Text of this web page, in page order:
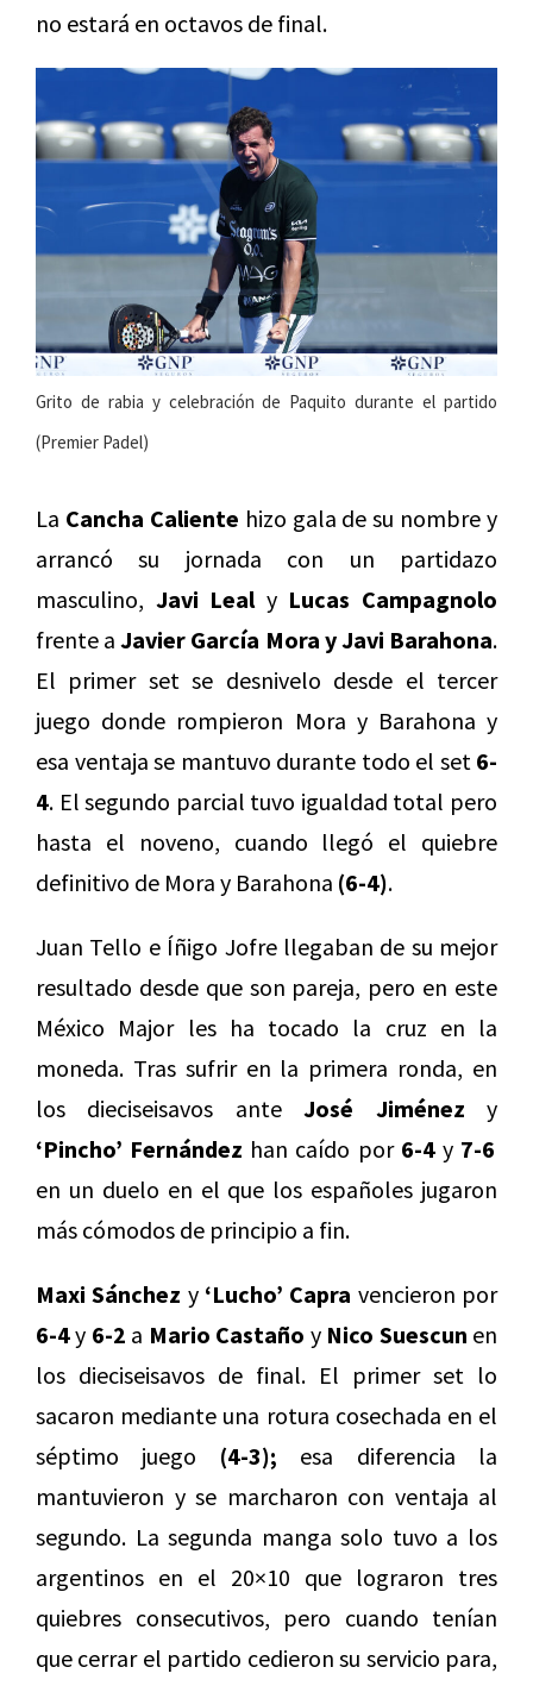
no estará en octavos de final.
Grito de rabia y celebración de Paquito durante el partido
(Premier Padel)
La Cancha Caliente hizo gala de su nombre y
arrancó su jornada con un partidazo
masculino, Javi Leal y Lucas Campagnolo
frente aJavier García Mora y Javi Barahona.
El primer set se desnivelo desde el tercer
juego donde rompieron Mora y Barahona y
esa ventaja se mantuvo durante todo el set 6-
4. El segundo parcial tuvo igualdad total pero
hasta el noveno, cuando llegó el quiebre
definitivo de Mora y Barahona (6-4).
Juan Tello e Íñigo Jofre llegaban de su mejor
resultado desde que son pareja, pero en este
México Major les ha tocado la cruz en la
moneda. Tras sufrir en la primera ronda, en
los dieciseisavos anteJosé Jiménezy
‘Pincho’ Fernández han caído por 6-4y7-6
en un duelo en el que los españoles jugaron
más cómodos de principio a fin.
Maxi Sánchez y‘Lucho’ Capra vencieron por
6-4y 6-2 a Mario Castaño y Nico Suescun en
los dieciseisavos de final. El primer set lo
sacaron mediante una rotura cosechada en el
séptimo juego (4-3); esa diferencia la
mantuvieron y se marcharon con ventaja al
segundo. La segunda manga solo tuvo a los
argentinos en el 20×10 que lograron tres
quiebres consecutivos, pero cuando tenían
que cerrar el partido cedieron su servicio para,